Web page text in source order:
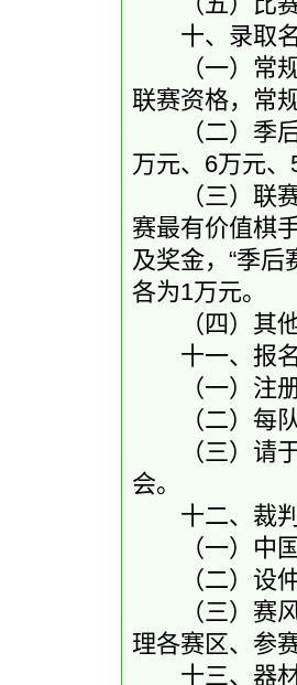
十、录取名
（一）常规
联赛资格，常
（二）季后
万元、6万元、
（三）联赛
赛最有价值棋
及奖金，“季
各为1万元。
（四）其他
十一、报名
（一）注册
（二）每队
（三）请于7
会。
十二、裁判
（一）中国
（二）设仲
（三）赛风
理各赛区、参
十三、器材